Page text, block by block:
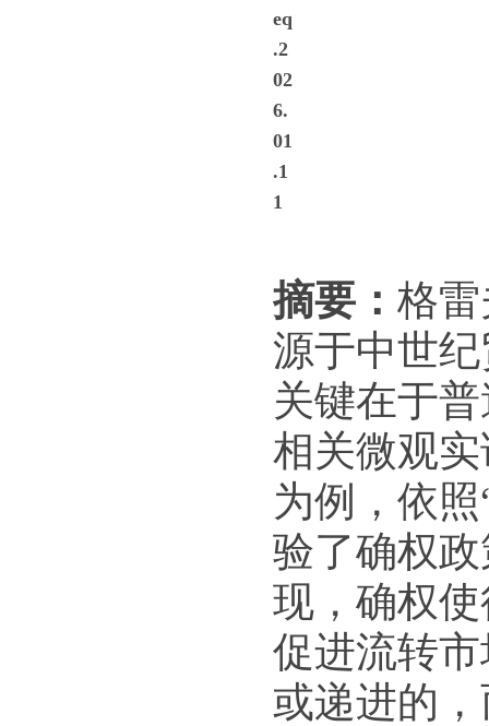
eq
.2
02
6.
01
.1
1
摘要： 格
源于中世
关键在于
相关微观
为例，依
验了确权
现，确权
促进流转
或递进的